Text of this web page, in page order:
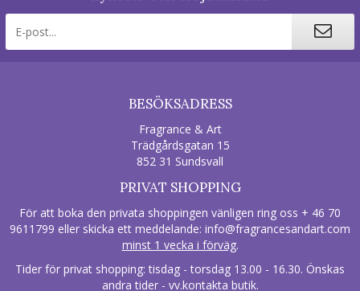
BESÖKSADRESS
Fragrance & Art
Trädgårdsgatan 15
852 31 Sundsvall
PRIVAT SHOPPING
För att boka den privata shoppingen vänligen ring oss + 46 70
9611799 eller skicka ett meddelande: info@fragrancesandart.com
minst 1 vecka i förväg.
Tider för privat shopping: tisdag - torsdag 13.00 - 16.30. Önskas
andra tider - vv.kontakta butik.